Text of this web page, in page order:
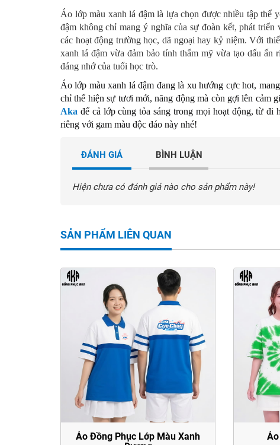
Áo lớp màu xanh lá đậm là lựa chọn được nhiều tập thể
đậm không chỉ mang ý nghĩa của sự đoàn kết, phát
các hoạt động trường học, dã ngoại hay kỷ niệm. Với
xanh lá đậm vừa đảm bảo tính thẩm mỹ vừa tạo dấu
đáng nhớ của tuổi học trò.
Áo lớp màu xanh lá đậm đang là xu hướng cực hot,
chỉ thể hiện sự tươi mới, năng động mà còn gợi lên cảm
Aka để cả lớp cùng tỏa sáng trong mọi hoạt động, từ
riêng với gam màu độc đáo này nhé!
ĐÁNH GIÁ BÌNH LUẬN
Hiện chưa có đánh giá nào cho sản phẩm này!
SẢN PHẨM LIÊN QUAN
Áo Đồng Phục Lớp Màu Xanh